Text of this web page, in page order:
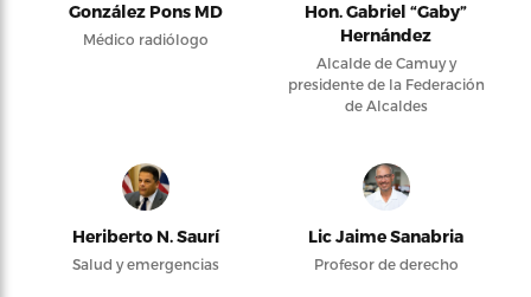
González Pons MD
Médico radiólogo
Hon. Gabriel “Gaby”
Hernández
Alcalde de Camuy y
presidente de la Federación
de Alcaldes
Heriberto N. Saurí
Salud y emergencias
Lic Jaime Sanabria
Profesor de derecho